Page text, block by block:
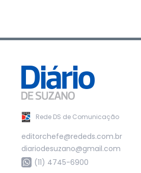
Rede DS de Comunicação
editorchefe@rededs.com.br
diariodesuzano@gmail.com
(11) 4745-6900